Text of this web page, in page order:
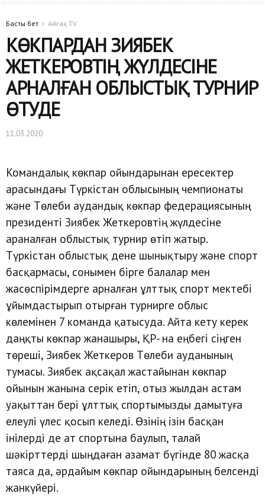
Басты бет Айғақ TV
КӨКПАРДАН ЗИЯБЕК
ЖЕТКЕРОВТІҢ ЖҮЛДЕСІНЕ
АРНАЛҒАН ОБЛЫСТЫҚ ТУРНИР
ӨТУДЕ
11.03.2020
Командалық көкпар ойындарынан ересектер
арасындағы Түркістан облысының чемпионаты
және Төлеби аудандық көкпар федерациясының
президенті Зиябек Жеткеровтің жүлдесіне
араналған облыстық турнир өтіп жатыр.
Түркістан облыстық дене шынықтыру және спорт
басқармасы, сонымен бірге балалар мен
жасөспірімдерге арналған ұлттық спорт мектебі
ұйымдастырып отырған турнирге облыс
көлемінен 7 команда қатысуда. Айта кету керек
даңқты көкпар жанашыры, ҚР- на еңбегі сіңген
төреші, Зиябек Жеткеров Төлеби ауданының
тумасы. Зиябек ақсақал жастайынан көкпар
ойынын жанына серік етіп, отыз жылдан астам
уақыттан бері ұлттық спортымызды дамытуға
елеулі үлес қосып келеді. Өзінің ізін басқан
інілерді де ат спортына баулып, талай
шәкірттерді шыңдаған азамат бүгінде 80 жасқа
таяса да, әрдайым көкпар ойындарының белсенді
жанкүйері.